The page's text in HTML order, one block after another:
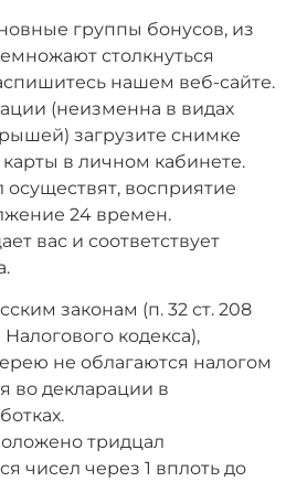
группы бонусов, из
столкнуться
нашем веб-сайте.
(неизменна в видах
загрузите снимке
в личном кабинете.
осуществят, восприятие
24 времен.
вас и соответствует
законам (п. 32 ст. 208
кодекса),
не облагаются налогом
во декларации в
тридцал
чисел через 1 вплоть до